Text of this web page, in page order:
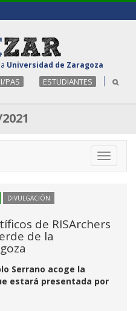
Universidad de Zaragoza
PAS ESTUDIANTES
Toggle
DIVULGACIÓN
de RISArchers
de la
Serrano acoge la
estará presentada por